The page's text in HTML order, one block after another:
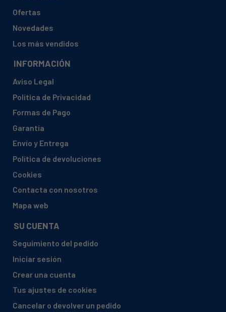
Ofertas
Novedades
Los más vendidos
INFORMACIÓN
Aviso Legal
Política de Privacidad
Formas de Pago
Garantía
Envío y Entrega
Política de devoluciones
Cookies
Contacta con nosotros
Mapa web
SU CUENTA
Seguimiento del pedido
Iniciar sesión
Crear una cuenta
Tus ajustes de cookies
Cancelar o devolver un pedido